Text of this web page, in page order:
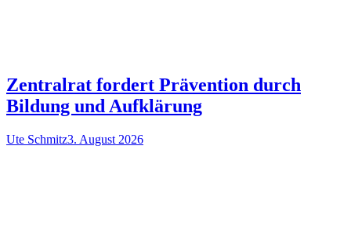
Zentralrat fordert Prävention durch
Bildung und Aufklärung
Ute Schmitz3. August 2026